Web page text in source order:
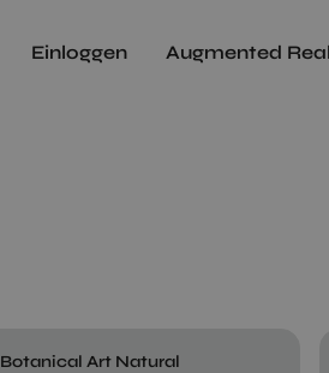
Einloggen Augmented
Botanical Art Natural